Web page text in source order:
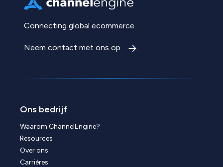
Connecting global ecommerce.
Neem contact met ons op
Ons bedrijf
Waarom ChannelEngine?
Resources
Over ons
Carrières